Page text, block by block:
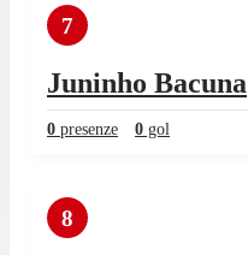
7
Juninho Bacuna
0 presenze 0 gol
8